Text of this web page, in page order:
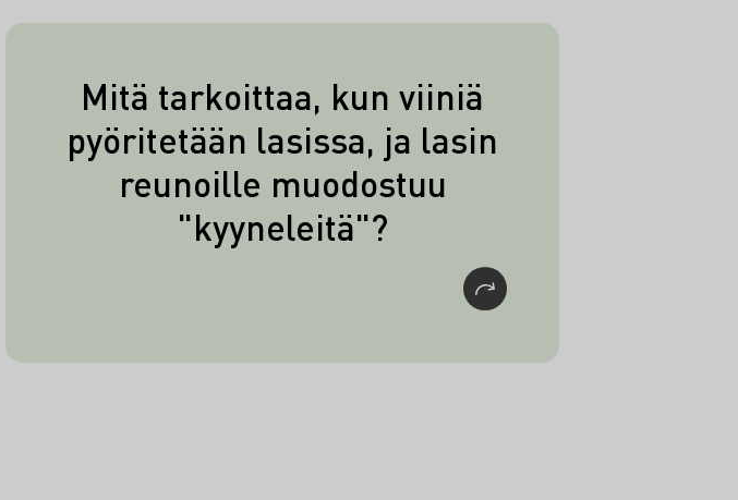
Mitä tarkoittaa, kun viiniä
pyöritetään lasissa, ja lasin
reunoille muodostuu
"kyyneleitä"?
Niin sanotut kyyneleet antavat tietoa
viinin viskositeetista ja siten eri
ainesosien pitoisuuksista. Mitä
korkeampi viskositeetti on, sitä
enemmän raitoja syntyy
pyöräytettäessä - eli kyyneleitä.